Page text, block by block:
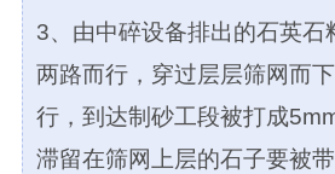
3、由中碎设备排出的石英石
两路而行，穿过层层筛网而
行，到达制砂工段被打成
滞留在筛网上层的石子要被